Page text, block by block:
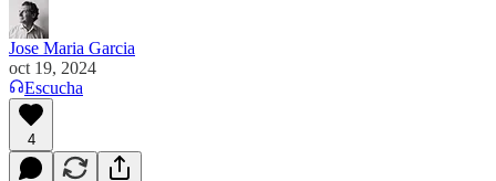
Jose Maria Garcia
oct 19, 2024
Escucha
4